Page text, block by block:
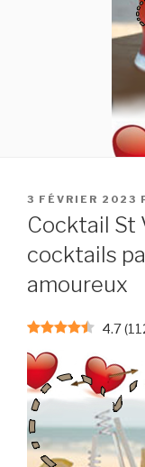
PUBLIÉ
LE
3 FÉVRIER 2023
Cocktail St
cocktails
amoureux
4.7(